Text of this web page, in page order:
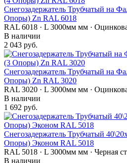
Снегозадержатель Трубчатый на
Опоры) Zn RAL 6018
RAL 6018 · L 3000мм мм ·
В наличии
2 043 руб.
Снегозадержатель Трубчатый на
Опоры) Zn RAL 3020
RAL 3020 · L 3000мм мм ·
В наличии
1 692 руб.
Снегозадержатель Трубчатый
Опоры) Эконом RAL 5018
RAL 5018 · L 3000мм мм · Черная
В наличии